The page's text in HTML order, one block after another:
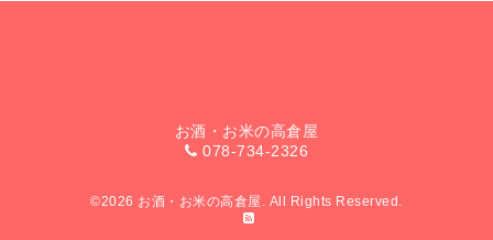
お酒・お米の高倉屋
078-734-2326
©2026 お酒・お米の高倉屋 . All Rights Reserved.